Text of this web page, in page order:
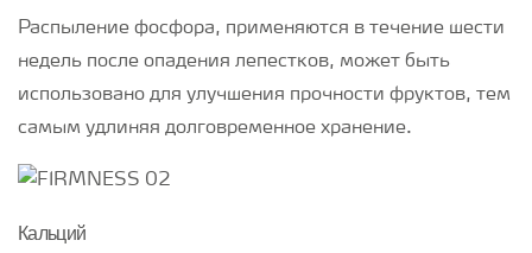
Распыление фосфора, применяются в течение шести
недель после опадения лепестков, может быть
использовано для улучшения прочности фруктов, тем
самым удлиняя долговременное хранение.
Кальций